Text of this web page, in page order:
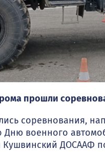
прошли
соревнования,
военного
ДОСААФ